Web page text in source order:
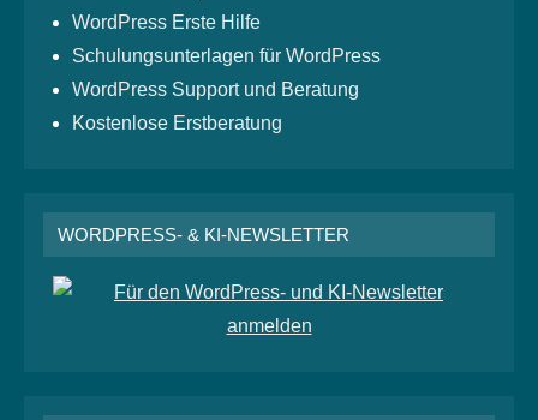
WordPress Erste Hilfe
Schulungsunterlagen für WordPress
WordPress Support und Beratung
Kostenlose Erstberatung
WORDPRESS- & KI-NEWSLETTER